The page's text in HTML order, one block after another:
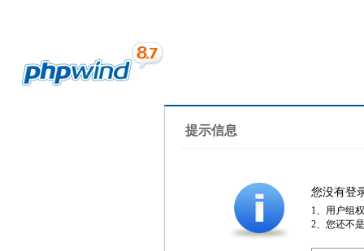
提示信息
您没有登
1、用户组
2、您还不